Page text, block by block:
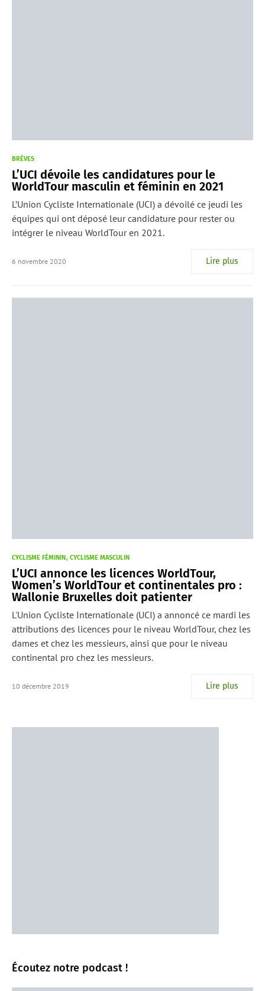
BRÈVES
L’UCI dévoile les candidatures pour le
WorldTour masculin et féminin en 2021
L’Union Cycliste Internationale (UCI) a dévoilé ce jeudi les
équipes qui ont déposé leur candidature pour rester ou
intégrer le niveau WorldTour en 2021.
6 novembre 2020 Lire plus
CYCLISME FÉMININ CYCLISME MASCULIN
L’UCI annonce les licences WorldTour,
Women’s WorldTour et continentales pro :
Wallonie Bruxelles doit patienter
L'Union Cycliste Internationale (UCI) a annoncé ce mardi les
attributions des licences pour le niveau WorldTour, chez les
dames et chez les messieurs, ainsi que pour le niveau
continental pro chez les messieurs.
10 décembre 2019 Lire plus
Écoutez notre podcast !